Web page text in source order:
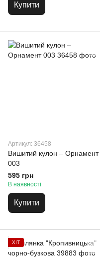
Купити
Артикул: 36458
Вишитий кулон – Орнамент
003
595 грн
В наявності
Купити
ХІТ